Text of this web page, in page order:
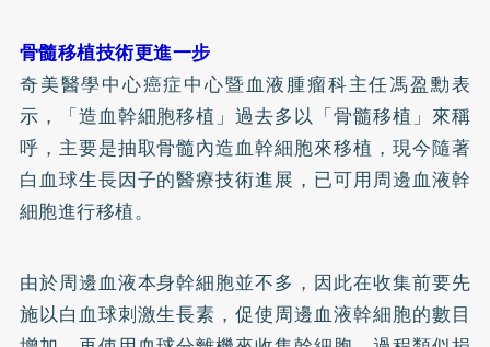
骨髓移植技術更進一步
奇美醫學中心癌症中心暨血液腫瘤科主任馮盈勳表
示，「造血幹細胞移植」過去多以「骨髓移植」來稱
呼，主要是抽取骨髓內造血幹細胞來移植，現今隨著
白血球生長因子的醫療技術進展，已可用周邊血液幹
細胞進行移植。
由於周邊血液本身幹細胞並不多，因此在收集前要先
施以白血球刺激生長素，促使周邊血液幹細胞的數目